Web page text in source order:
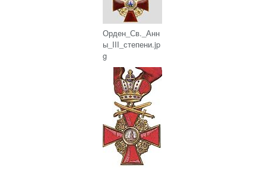
Орден_Св._Анн
ы_III_степени.jp
g